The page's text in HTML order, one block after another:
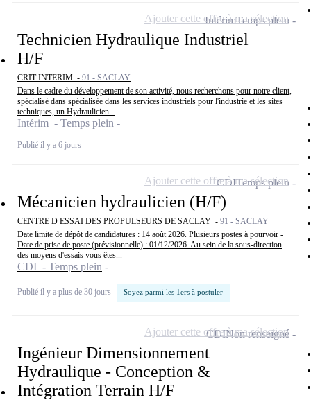
Technicien Hydraulique Industriel
H/F
CRIT INTERIM - 91 - SACLAY
Dans le cadre du développement de son activité, nous recherchons pour notre client,
spécialisé dans spécialisée dans les services industriels pour l'industrie et les sites
techniques, un Hydraulicien...
Intérim - Temps plein
Publié il y a 6 jours
IntérimTemps plein
Ajouter cette offre à ma sélection
Mécanicien hydraulicien (H/F)
CENTRE D ESSAI DES PROPULSEURS DE SACLAY - 91 - SACLAY
Date limite de dépôt de candidatures : 14 août 2026. Plusieurs postes à pourvoir -
Date de prise de poste (prévisionnelle) : 01/12/2026. Au sein de la sous-direction
des moyens d'essais vous êtes...
CDI - Temps plein
Publié il y a plus de 30 jours Soyez parmi les 1ers à postuler
CDITemps plein
Ajouter cette offre à ma sélection
Ingénieur Dimensionnement
Hydraulique - Conception &
Intégration Terrain H/F
CDINon renseigné
Ajouter cette offre à ma sélection